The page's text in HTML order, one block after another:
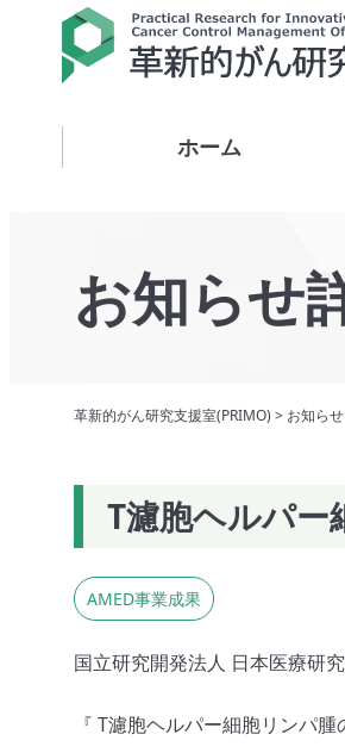
ホーム
お知らせ
革新的がん研究支援室(PRIMO) > お知らせ
T濾胞ヘルパー
AMED事業成果
国立研究開発法人 日本医療研
『 T濾胞ヘルパー細胞リンパ